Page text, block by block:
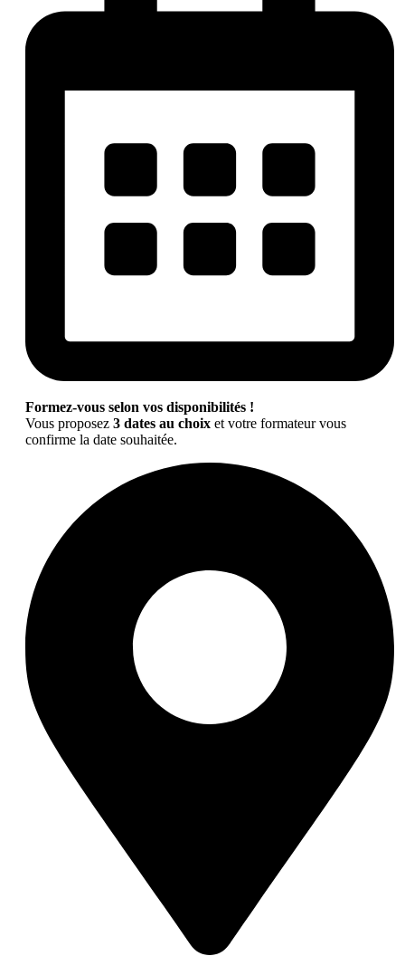
Formez-vous selon vos disponibilités !
Vous proposez 3 dates au choix et votre formateur vous
confirme la date souhaitée.